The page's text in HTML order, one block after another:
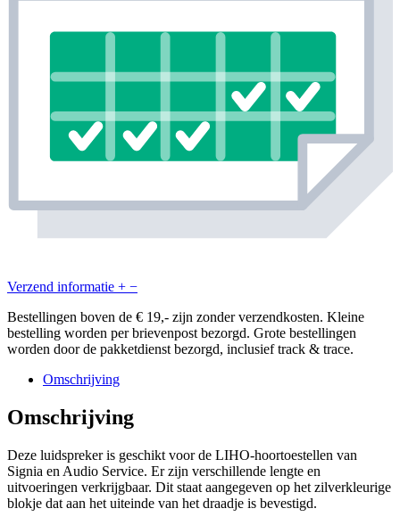
Verzend informatie + −
Bestellingen boven de € 19,- zijn zonder verzendkosten. Kleine
bestelling worden per brievenpost bezorgd. Grote bestellingen
worden door de pakketdienst bezorgd, inclusief track & trace.
Omschrijving
Omschrijving
Deze luidspreker is geschikt voor de LIHO-hoortoestellen van
Signia en Audio Service. Er zijn verschillende lengte en
uitvoeringen verkrijgbaar. Dit staat aangegeven op het zilverkleurige
blokje dat aan het uiteinde van het draadje is bevestigd.